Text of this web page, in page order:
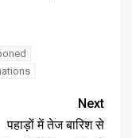
Next
पहाड़ों में तेज बारिश से